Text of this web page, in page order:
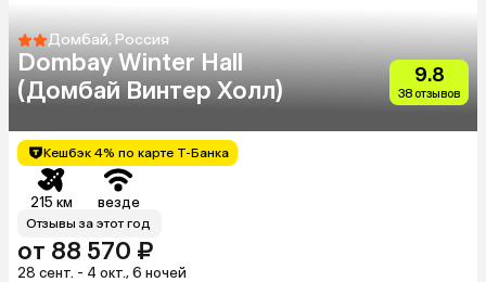
Домбай, Россия
Dombay Winter Hall
(Домбай Винтер Холл)
9.8
38 отзывов
Кешбэк 4% по карте Т-Банка
215 км везде
Отзывы за этот год
от 88 570 ₽
28 сент. - 4 окт., 6 ночей